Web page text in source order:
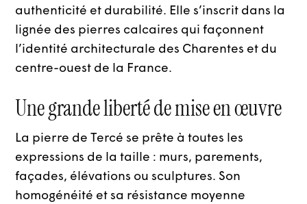
authenticité et durabilité. Elle s’inscrit dans la
lignée des pierres calcaires qui façonnent
l’identité architecturale des Charentes et du
centre-ouest de la France.
Une grande liberté de mise en œuvre
La pierre de Tercé se prête à toutes les
expressions de la taille : murs, parements,
façades, élévations ou sculptures. Son
homogénéité et sa résistance moyenne